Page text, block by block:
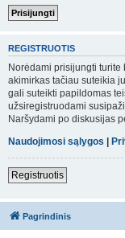
REGISTRUOTIS
Norėdami prisijungti
akimirkas tačiau suteikia
gali suteikti papildomas
užsiregistruodami
Naršydami po diskusijas
Naudojimosi sąlygos |
Registruotis
Pagrindinis